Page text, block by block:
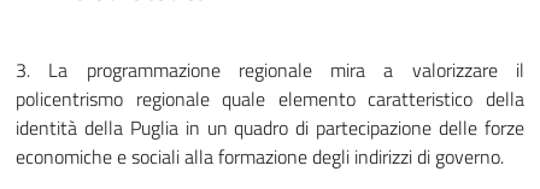
3. La programmazione regionale mira a valorizzare il
policentrismo regionale quale elemento caratteristico della
identità della Puglia in un quadro di partecipazione delle forze
economiche e sociali alla formazione degli indirizzi di governo.